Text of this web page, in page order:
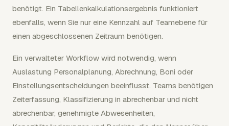
benötigt. Ein Tabellenkalkulationsergebnis funktioniert
ebenfalls, wenn Sie nur eine Kennzahl auf Teamebene für
einen abgeschlossenen Zeitraum benötigen.
Ein verwalteter Workflow wird notwendig, wenn
Auslastung Personalplanung, Abrechnung, Boni oder
Einstellungsentscheidungen beeinflusst. Teams benötigen
Zeiterfassung, Klassifizierung in abrechenbar und nicht
abrechenbar, genehmigte Abwesenheiten,